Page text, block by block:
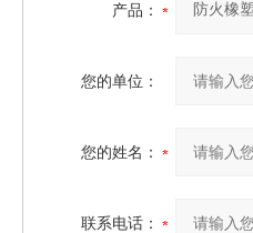
产品：
您的单位：
您的姓名：
联系电话：